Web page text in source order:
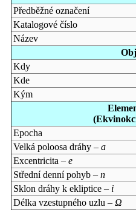
Předběžné označení
Katalogové číslo
Název
Kdy
Kde
Kým
Epocha
Velká poloosa dráhy – a
Excentricita – e
Střední denní pohyb – n
Sklon dráhy k ekliptice – i
Délka vzestupného uzlu – Ω